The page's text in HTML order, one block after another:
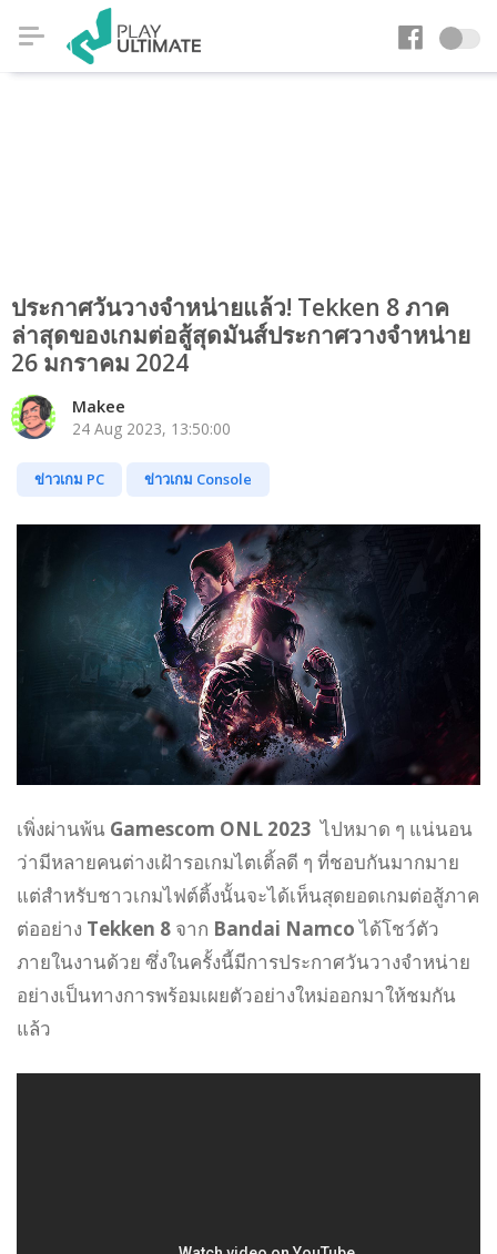
ประกาศวันวางจำหน่ายแล้ว! Tekken 8 ภาค
ล่าสุดของเกมต่อสู้สุดมันส์ประกาศวางจำหน่าย
26 มกราคม 2024
Makee
24 Aug 2023, 13:50:00
ข่าวเกม PC ข่าวเกม Console
เพิ่งผ่านพ้น Gamescom ONL 2023 ไปหมาด ๆ แน่นอน
ว่ามีหลายคนต่างเฝ้ารอเกมไตเติ้ลดี ๆ ที่ชอบกันมากมาย
แต่สำหรับชาวเกมไฟต์ติ้งนั้นจะได้เห็นสุดยอดเกมต่อสู้ภาค
ต่ออย่าง Tekken 8 จาก Bandai Namcoได้โชว์ตัว
ภายในงานด้วย ซึ่งในครั้งนี้มีการประกาศวันวางจำหน่าย
อย่างเป็นทางการพร้อมเผยตัวอย่างใหม่ออกมาให้ชมกัน
แล้ว